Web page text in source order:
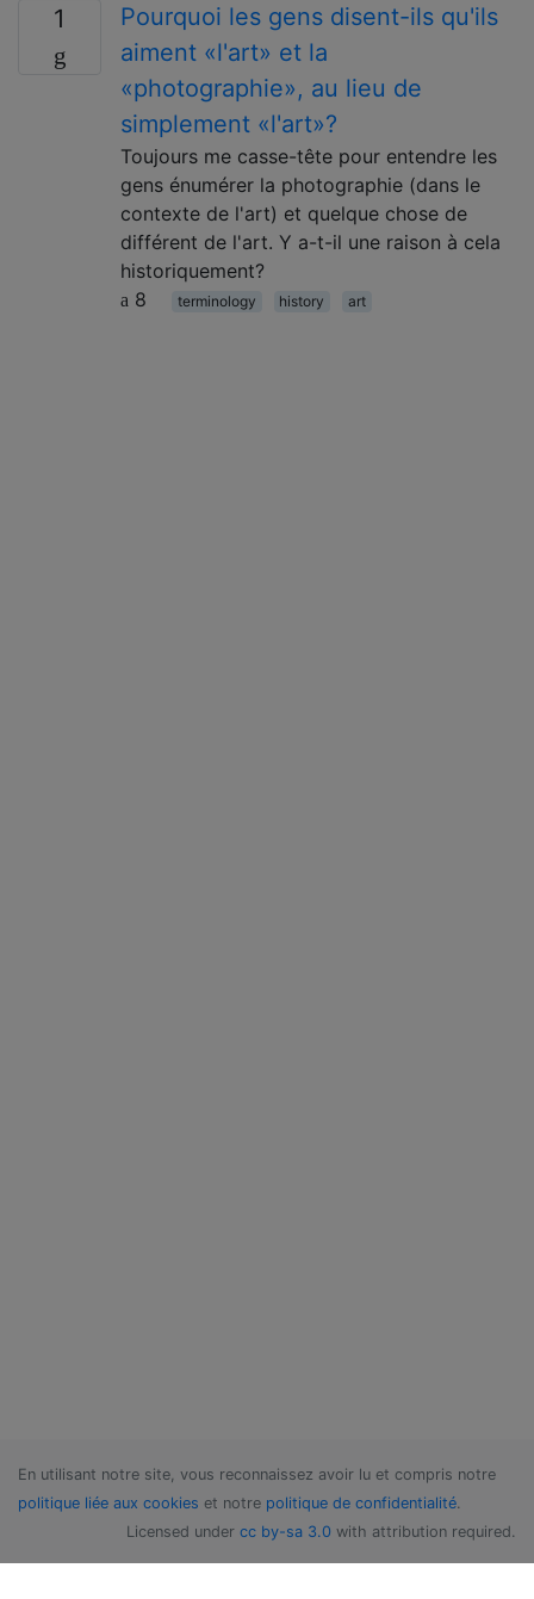
1
Pourquoi les gens disent-ils qu'ils
aiment «l'art» et la
«photographie», au lieu de
simplement «l'art»?
Toujours me casse-tête pour entendre les
gens énumérer la photographie (dans le
contexte de l'art) et quelque chose de
différent de l'art. Y a-t-il une raison à cela
historiquement?
8
terminology history art
En utilisant notre site, vous reconnaissez avoir lu et compris notre
politique liée aux cookies et notre politique de confidentialité.
Licensed under cc by-sa 3.0 with attribution required.